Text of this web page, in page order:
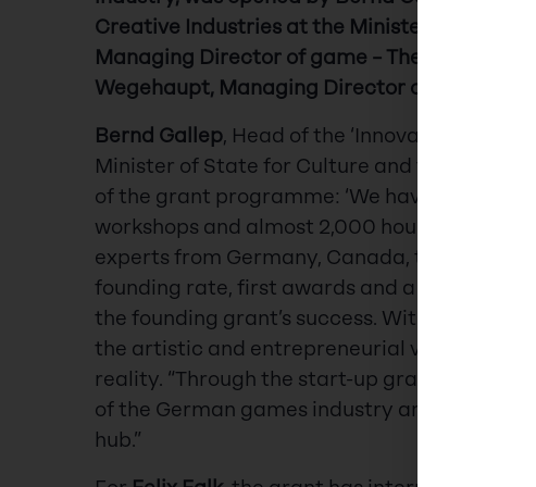
Creative Industries at the Minister of State
Managing Director of game – The German
Wegehaupt, Managing Director of the
Bernd Gallep, Head of the ‘Innovation and
Minister of State for Culture and the Media,
of the grant programme: ‘We have now
workshops and almost 2,000 hours of
experts from Germany, Canada, the UK,
founding rate, first awards and a strong
the founding grant’s success. With a total of
the artistic and entrepreneurial visions of
reality. “Through the start-up grant, we
of the German games industry and
hub.”